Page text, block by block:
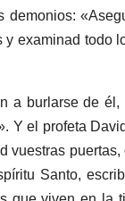
examinad todo
a burlarse de
Y el profeta
vuestras
Santo,